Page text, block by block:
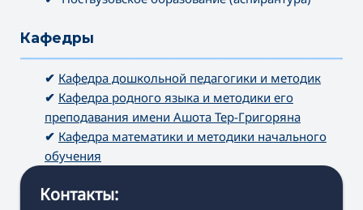
Кафедры
✔ Кафедра дошкольной педагогики и методик
✔ Кафедра родного языка и методики его
преподавания имени Ашота Тер-Григоряна
✔ Кафедра математики и методики начального
обучения
Контакты: